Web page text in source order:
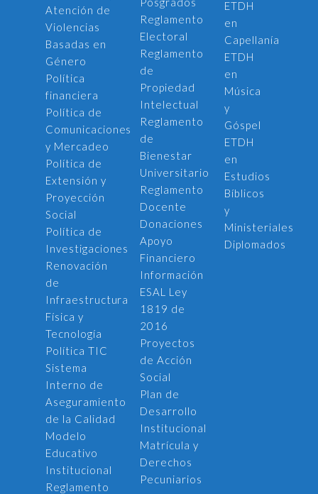
Atención de
Violencias
Basadas en
Género
Política
financiera
Política de
Comunicaciones
y Mercadeo
Política de
Extensión y
Proyección
Social
Política de
Investigaciones
Renovación
de
Infraestructura
Física y
Tecnología
Política TIC
Sistema
Interno de
Aseguramiento
de la Calidad
Modelo
Educativo
Institucional
Reglamento
Reglamento
Electoral
Reglamento
de
Propiedad
Intelectual
Reglamento
de
Bienestar
Universitario
Reglamento
Docente
Donaciones
Apoyo
Financiero
Información
ESAL Ley
1819 de
2016
Proyectos
de Acción
Social
Plan de
Desarrollo
Institucional
Matrícula y
Derechos
Pecuniarios
ETDH
en
Capellanía
ETDH
en
Música
y
Góspel
ETDH
en
Estudios
Bíblicos
y
Ministeriales
Diplomados